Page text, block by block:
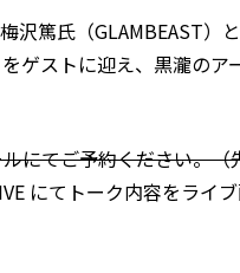
沢篤氏（GLAMBEAST
をゲストに迎え、黒瀧の
にてご予約ください。（
にてトーク内容をライブ